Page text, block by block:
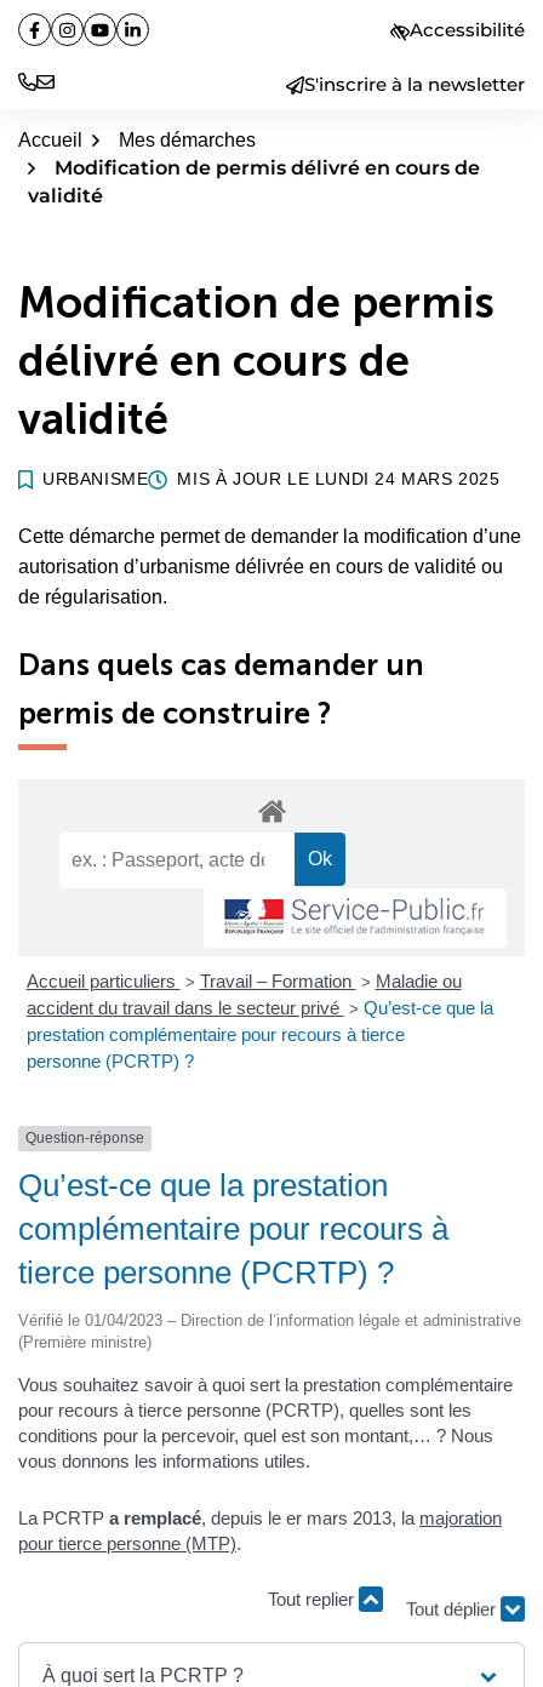
Aller
au
contenu
S'inscrire à la newsletter
Facebook
(ouverture dans un nouvel onglet)
Instagram
(ouverture dans un nouvel onglet)
YouTube
(ouverture dans un nouvel onglet)
Linkedin
(ouverture dans un nouvel onglet) Accessibilité
Accueil Mes démarches
Modification de permis délivré en cours de
validité
Modification de permis
délivré en cours de
validité
URBANISME MIS À JOUR LE LUNDI 24 MARS 2025
Cette démarche permet de demander la modification d’une
autorisation d’urbanisme délivrée en cours de validité ou
de régularisation.
Dans quels cas demander un
permis de construire ?
Accueil particuliers > Travail – Formation > Maladie ou
accident du travail dans le secteur privé > Qu’est-ce que la
prestation complémentaire pour recours à tierce
personne (PCRTP) ?
Question-réponse
Qu’est-ce que la prestation
complémentaire pour recours à
tierce personne (PCRTP) ?
Vérifié le 01/04/2023 – Direction de l’information légale et administrative
(Première ministre)
Vous souhaitez savoir à quoi sert la prestation complémentaire
pour recours à tierce personne (PCRTP), quelles sont les
conditions pour la percevoir, quel est son montant,… ? Nous
vous donnons les informations utiles.
La PCRTP a remplacé, depuis le er mars 2013, la majoration
pour tierce personne (MTP).
Tout replier
Tout déplier
À quoi sert la PCRTP ?